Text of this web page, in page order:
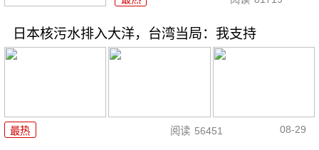
日本核污水排入大洋，台湾当局：我支持
最热 阅读 56451 08-29